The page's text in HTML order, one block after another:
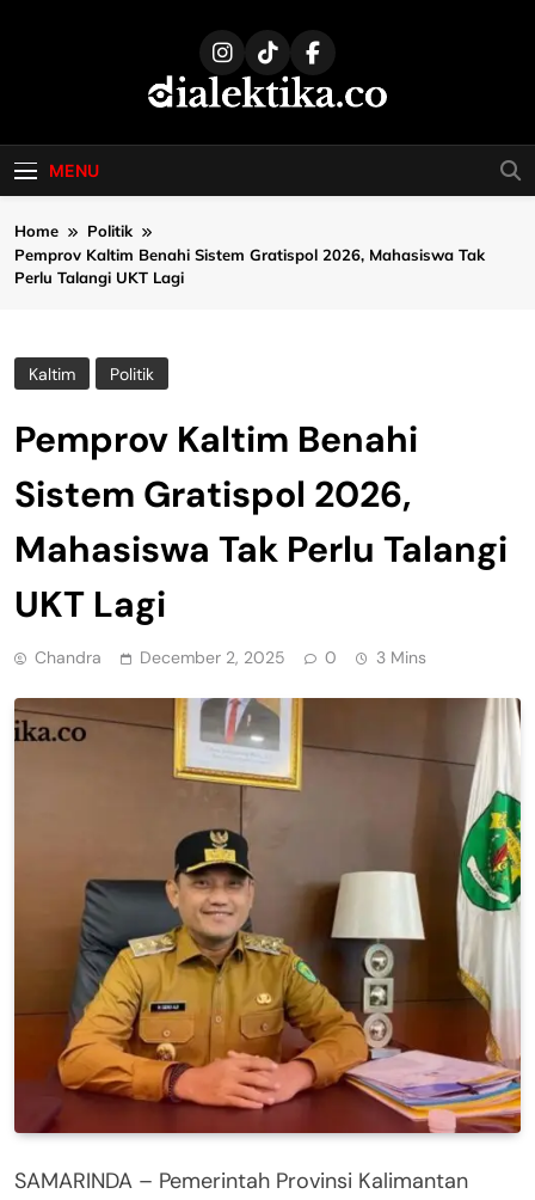
dialektika
MENU
Home
Politik
Pemprov Kaltim Benahi Sistem Gratispol 2026, Mahasiswa Tak
Perlu Talangi UKT Lagi
Kaltim Politik
Pemprov Kaltim Benahi
Sistem Gratispol 2026,
Mahasiswa Tak Perlu Talangi
UKT Lagi
Chandra December 2, 2025 0 3 Mins
SAMARINDA – Pemerintah Provinsi Kalimantan